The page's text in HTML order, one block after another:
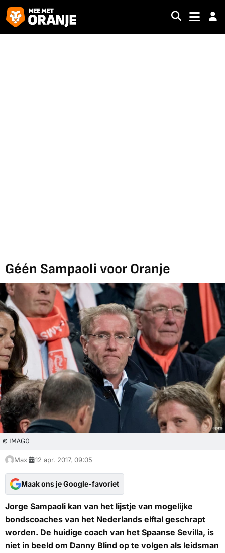
Géén Sampaoli voor Oranje
© IMAGO
Max 12 apr. 2017, 09:05
Maak ons je Google-favoriet
Jorge Sampaoli kan van het lijstje van mogelijke
bondscoaches van het Nederlands elftal geschrapt
worden. De huidige coach van het Spaanse Sevilla, is
niet in beeld om Danny Blind op te volgen als leidsman